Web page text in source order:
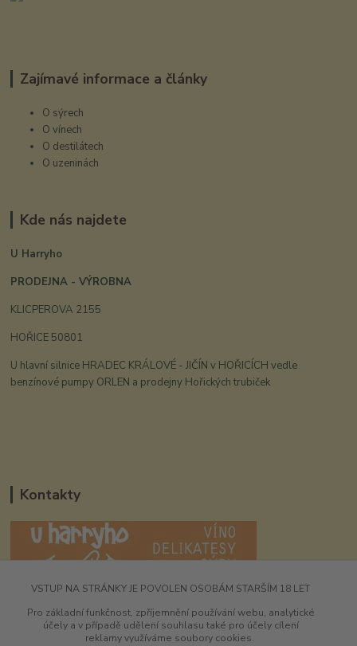
Zajímavé informace a články
O sýrech
O vínech
O destilátech
O uzeninách
Kde nás najdete
U Harryho
PRODEJNA - VÝROBNA
KLICPEROVA 2155
HOŘICE 50801
U hlavní silnice HRADEC KRÁLOVÉ - JIČÍN v HOŘICÍCH vedle
benzínové pumpy ORLEN a prodejny Hořických trubiček
Kontakty
UHarryho.eu
+420 725 196 173
VSTUP NA STRÁNKY JE POVOLEN OSOBÁM STARŠÍM 18 LET
Pro základní funkčnost, zpříjemnění používání webu, analytické
účely a v případě udělení souhlasu také pro účely cílení
reklamy využíváme soubory cookies.